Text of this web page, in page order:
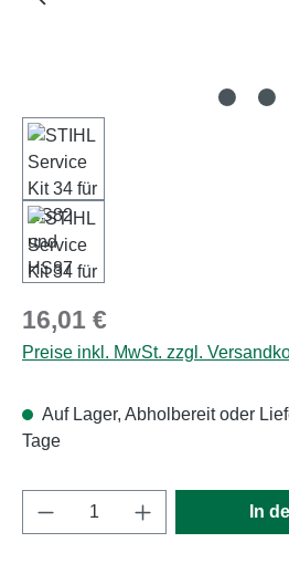
Regulärer Preis:
16,01 €
Preise inkl. MwSt. zzgl.
Auf Lager, Abholbereit oder
Tage
Produkt Anzahl: Gib In